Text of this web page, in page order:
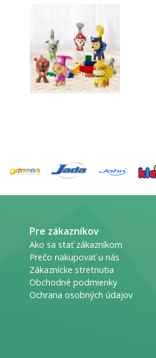
Pre zákazníkov
Ako sa stať zákazníkom
Prečo nakupovať u nás
Zákaznícke stretnutia
Obchodné podmienky
Ochrana osobných údajov